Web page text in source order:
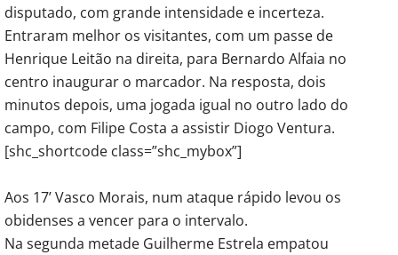
disputado, com grande intensidade e incerteza.
Entraram melhor os visitantes, com um passe de
Henrique Leitão na direita, para Bernardo Alfaia no
centro inaugurar o marcador. Na resposta, dois
minutos depois, uma jogada igual no outro lado do
campo, com Filipe Costa a assistir Diogo Ventura.
[shc_shortcode class=”shc_mybox”]
Aos 17’ Vasco Morais, num ataque rápido levou os
obidenses a vencer para o intervalo.
Na segunda metade Guilherme Estrela empatou